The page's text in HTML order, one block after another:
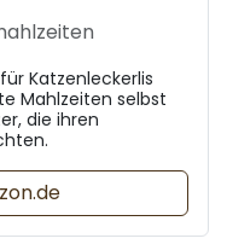
Katzenleckerlis
Mahlzeiten selbst
die ihren